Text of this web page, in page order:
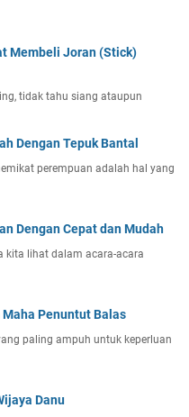
Membeli Joran (Stick)
tidak tahu siang ataupun
Dengan Tepuk Bantal
perempuan adalah hal yang
Dengan Cepat dan Mudah
kita lihat dalam acara-acara
Penuntut Balas
paling ampuh untuk keperluan
Danu